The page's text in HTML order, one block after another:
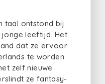
taal ontstond bij
jonge leeftijd. Het
dat ze ervoor
te worden.
zelf nieuwe
ze fantasy-